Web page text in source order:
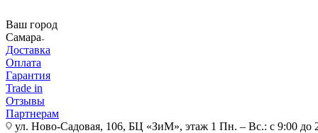
Ваш город
Самара
Доставка
Оплата
Гарантия
Trade in
Отзывы
Партнерам
ул. Ново-Садовая, 106, БЦ «ЗиМ», этаж 1 Пн. – Вс.: с 9:00 до